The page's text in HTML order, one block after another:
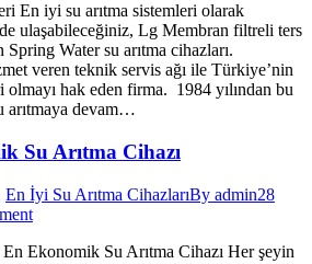
En iyi su arıtma sistemleri olarak
ulaşabileceğiniz, Lg Membran filtreli ters
Water su arıtma cihazları.
veren teknik servis ağı ile Türkiye’nin
olmayı hak eden firma. 1984 yılından bu
arıtmaya devam…
Su Arıtma Cihazı
En İyi Su Arıtma CihazlarıBy admin28
Ekonomik Su Arıtma Cihazı Her şeyin